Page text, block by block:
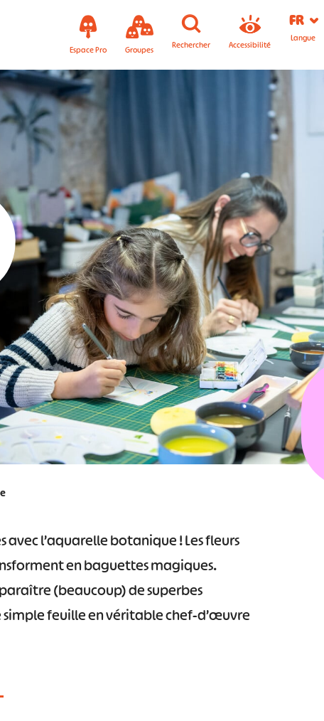
Espace Pro Groupes Rechercher Accessibilité
FR
Langue
avec l’aquarelle botanique ! Les fleurs
en baguettes magiques.
(beaucoup) de superbes
feuille en véritable chef-d’œuvre